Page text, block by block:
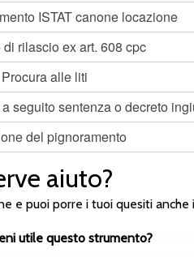
ISTAT canone locazione
rilascio ex art. 608 cpc
Procura alle liti
seguito sentenza o decreto
del pignoramento
aiuto?
e puoi porre i tuoi quesiti
utile questo strumento?